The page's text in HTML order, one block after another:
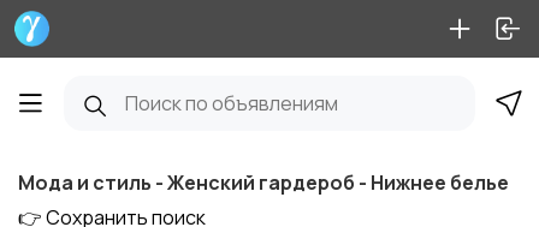
Мода и стиль - Женский гардероб - Нижнее белье
👉 Сохранить поиск